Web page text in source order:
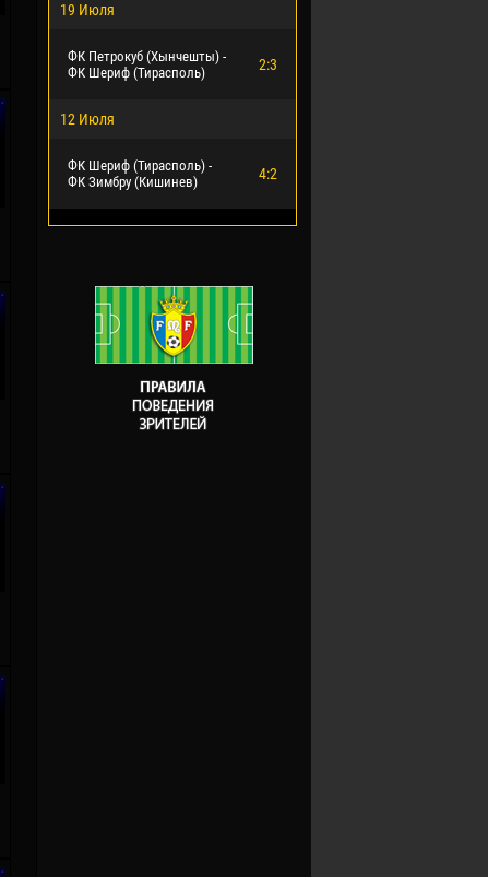
19 Июля
ФК Петрокуб (Хынчешты) -
ФК Шериф (Тирасполь)
2:3
12 Июля
ФК Шериф (Тирасполь) -
ФК Зимбру (Кишинев)
4:2